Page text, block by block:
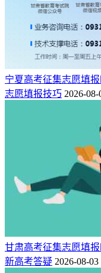
宁夏高考征集志愿填报
志愿填报技巧 2026-08-
甘肃高考征集志愿填报
新高考答疑 2026-08-03